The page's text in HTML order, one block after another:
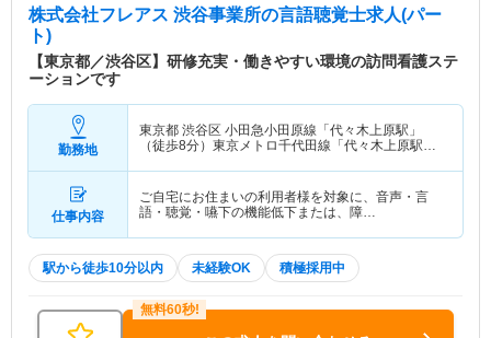
株式会社フレアス 渋谷事業所の言語聴覚士求人(パー
ト)
【東京都／渋谷区】研修充実・働きやすい環境の訪問看護ステ
ーションです
勤務地
東京都 渋谷区 小田急小田原線「代々木上原駅」
（徒歩8分）東京メトロ千代田線「代々木上原駅」
仕事内容
ご自宅にお住まいの利用者様を対象に、音声・言
語・聴覚・嚥下の機能低下または、障…
駅から徒歩10分以内 未経験OK 積極採用中